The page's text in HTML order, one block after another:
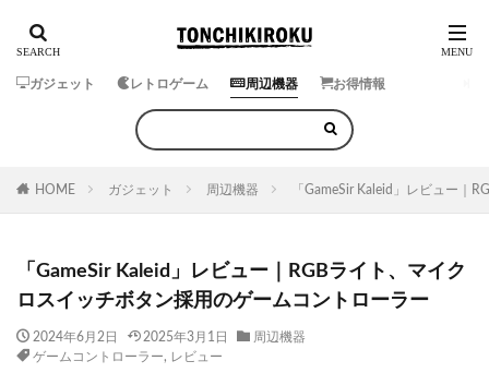
ガジェット レトロゲーム 周辺機器 お得情報
HOME ガジェット 周辺機器 「GameSir Kaleid」レビュー｜
「GameSir Kaleid」レビュー｜RGBライト、マイク
ロスイッチボタン採用のゲームコントローラー
2024年6月2日 2025年3月1日
周辺機器
ゲームコントローラー, レビュー